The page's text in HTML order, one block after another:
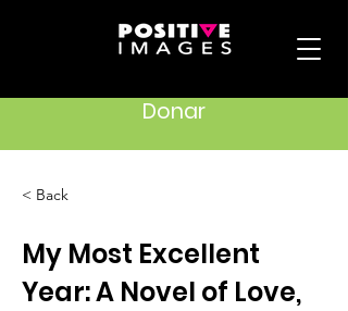
Donar
< Back
My Most Excellent
Year: A Novel of Love,